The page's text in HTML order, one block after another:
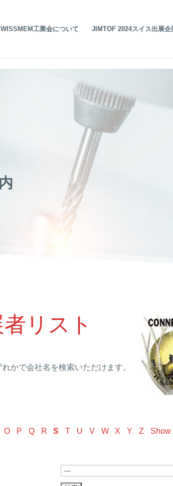
工業会について JIMTOF 2024スイス出展
リスト
かで会社名を検索いただけます。
O P Q R S T U V W X Y Z Show